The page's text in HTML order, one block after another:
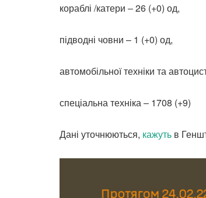
кораблі /катери ‒ 26 (+0) од,
підводні човни – 1 (+0) од,
автомобільної техніки та
спеціальна техніка ‒ 1708 (+9)
Дані уточнюються, кажуть в